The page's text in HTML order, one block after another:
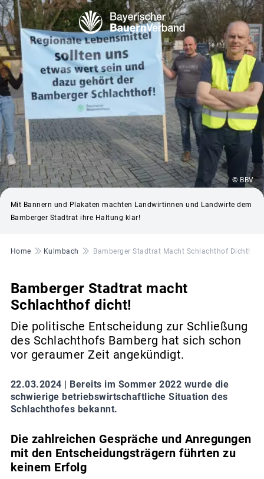
© BBV
Mit Bannern und Plakaten machten Landwirtinnen und Landwirte dem
Bamberger Stadtrat ihre Haltung klar!
Pfadnavigation
Home Kulmbach Bamberger Stadtrat Macht Schlachthof Dicht!
Bamberger Stadtrat macht
Schlachthof dicht!
Die politische Entscheidung zur Schließung
des Schlachthofs Bamberg hat sich schon
vor geraumer Zeit angekündigt.
22.03.2024 |
Bereits im Sommer 2022 wurde die
schwierige betriebswirtschaftliche Situation des
Schlachthofes bekannt.
Die zahlreichen Gespräche und Anregungen
mit den Entscheidungsträgern führten zu
keinem Erfolg